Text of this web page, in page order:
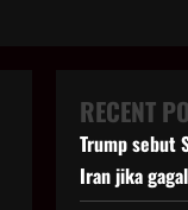
RECENT
Trump sebut
Iran jika gagal